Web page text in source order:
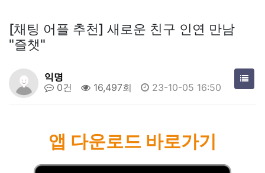
[채팅 어플 추천] 새로운 친구 인연 만남
"즐챗"
익명
0건
16,497회 23-10-05 16:50
앱 다운로드 바로가기